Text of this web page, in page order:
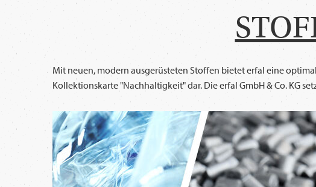
Mit neuen, modern ausgerüsteten Stoffen bietet erfal eine
Kollektionskarte "Nachhaltigkeit" dar. Die erfal GmbH & Co. KG